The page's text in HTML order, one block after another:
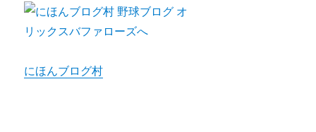
にほんブログ村